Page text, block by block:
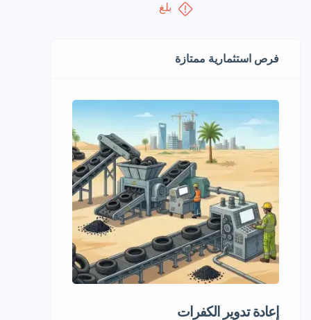
بلغ
فرص استثمارية ممتازة
إعادة تدوير الكفرات